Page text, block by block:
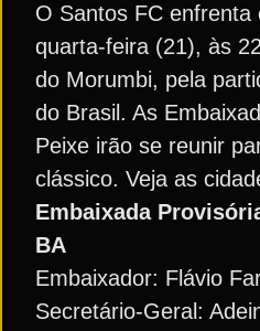
O Santos FC enfrenta
quarta-feira (21), às
do Morumbi, pela
do Brasil. As
Peixe irão se reunir
clássico. Veja as
Embaixada
BA
Embaixador: Flávio
Secretário-Geral: